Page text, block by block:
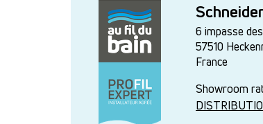
6 impasse
57510
France
Showroom